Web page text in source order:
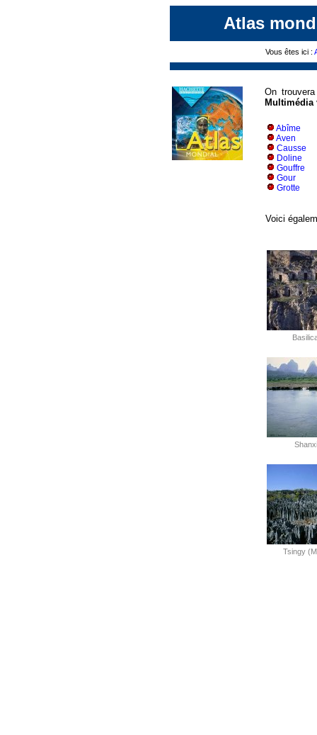
Atlas
Vous êtes ici :
On
Multimédia
Abîme
Aven
Causse
Doline
Gouffre
Gour
Grotte
Voici
Tsingy